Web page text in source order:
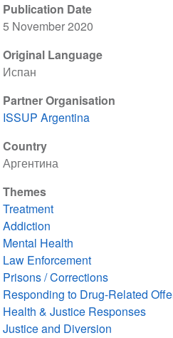
Publication Date
5 November 2020
Original Language
Испан
Partner Organisation
ISSUP Argentina
Country
Аргентина
Themes
Treatment
Addiction
Mental Health
Law Enforcement
Prisons / Corrections
Responding to Drug-Related
Health & Justice Responses
Justice and Diversion